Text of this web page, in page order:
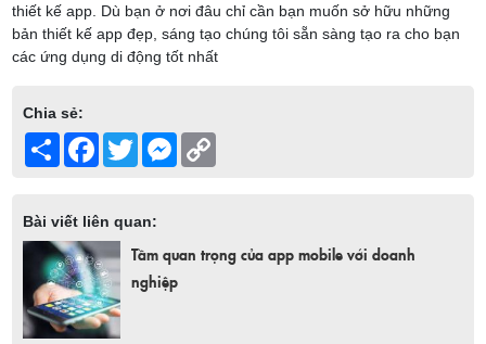
thiết kế app. Dù bạn ở nơi đâu chỉ cần bạn muốn sở hữu những
bản thiết kế app đẹp, sáng tạo chúng tôi sẵn sàng tạo ra cho bạn
các ứng dụng di động tốt nhất
Chia sẻ:
Share Facebook
TwitterMessenger
Bài viết liên quan:
Tầm quan trọng của app mobile với doanh
nghiệp